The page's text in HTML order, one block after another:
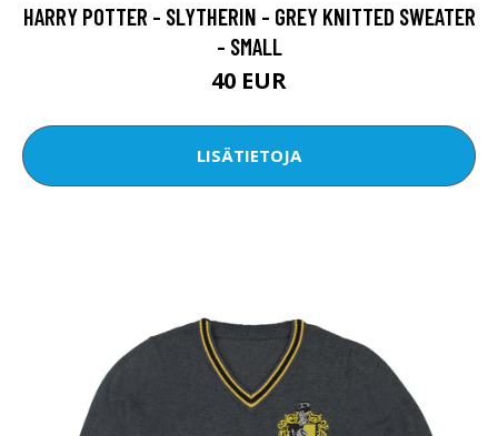
HARRY POTTER - SLYTHERIN - GREY KNITTED SWEATER
- SMALL
40 EUR
LISÄTIETOJA